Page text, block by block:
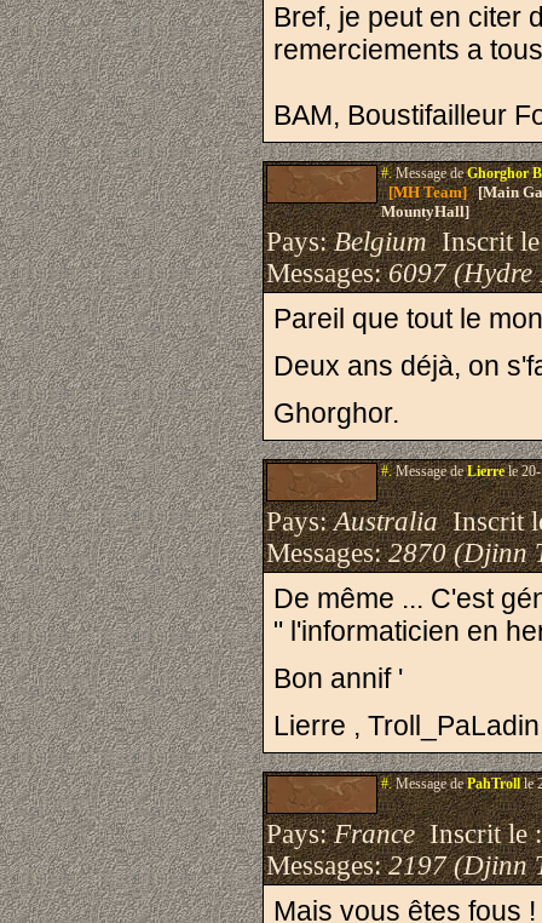
Bref, je peut en citer
remerciements a
BAM, Boustifailleur
#.Message deGhorghor
[MH Team][Main
MountyHall]
Pays:BelgiumInscrit
Messages:6097 (Hydre
Pareil que tout le
Deux ans déjà, on
Ghorghor.
#.Message deLierrele 20-
Pays:AustraliaInscrit
Messages:2870 (Djinn
De même ... C'est
" l'informaticien en
Bon annif '
Lierre ,
#.Message dePahTrollle
Pays:FranceInscrit le
Messages:2197 (Djinn
Mais vous êtes fous